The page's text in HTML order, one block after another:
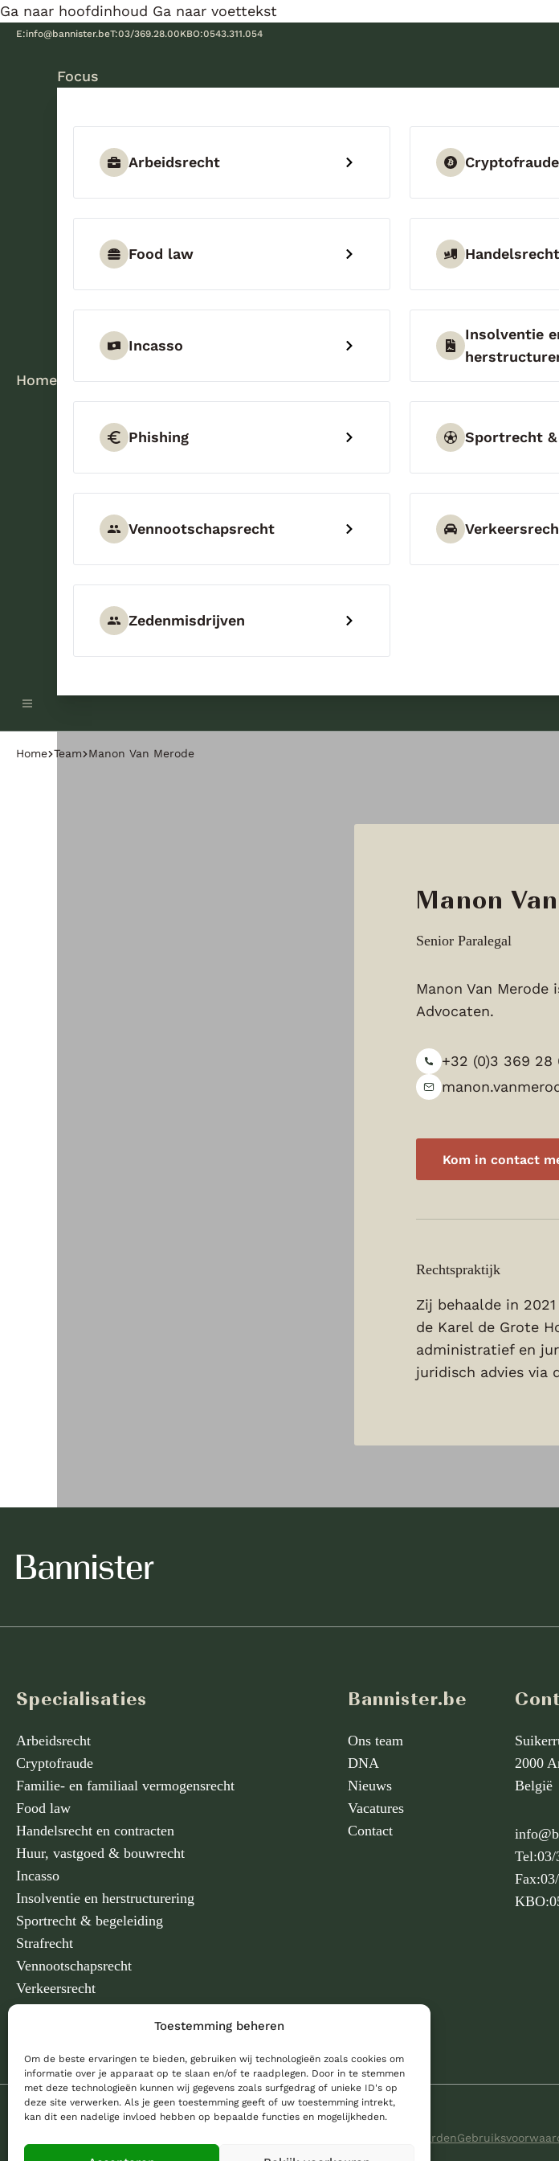
Toestemming beheren
Om de beste ervaringen te bieden, gebruiken wij technologieën zoals cookies om
informatie over je apparaat op te slaan en/of te raadplegen. Door in te stemmen
met deze technologieën kunnen wij gegevens zoals surfgedrag of unieke ID's op
deze site verwerken. Als je geen toestemming geeft of uw toestemming intrekt,
kan dit een nadelige invloed hebben op bepaalde functies en mogelijkheden.
Ga naar hoofdinhoud Ga naar voettekst
E:info@bannister.beT:03/369.28.00KBO:0543.311.054
Home
Focus
Arbeidsrecht Cryptofraude
Food law
Incasso
Insolventie
Phishing Sportrecht &
Vennootschapsrecht
Zedenmisdrijven
Home Team Manon Van Merode
Manon
Senior Paralegal
Manon Van
Advocaten.
+32 (0)3 369 28
Kom in contact
Rechtspraktijk
Zij behaalde in
de Karel de Grote
administratief en
juridisch advies via
Specialisaties
Arbeidsrecht
Cryptofraude
Familie- en familiaal vermogensrecht
Food law
Handelsrecht en contracten
Huur, vastgoed & bouwrecht
Incasso
Insolventie en herstructurering
Sportrecht & begeleiding
Strafrecht
Vennootschapsrecht
Verkeersrecht
Bannister.be
Ons team
DNA
Nieuws
Vacatures
Contact
2000
België
Tel:03/
Fax:
KBO:
Algemene voorwaarden